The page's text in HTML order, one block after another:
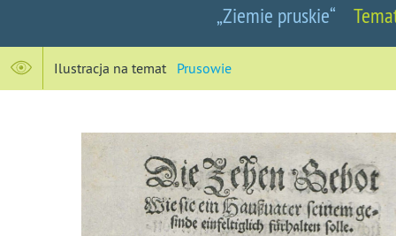
pruskie
-
Nowe
spojrzenie
na
„Ziemie pruskie“
Ilustracja na temat Prusowie